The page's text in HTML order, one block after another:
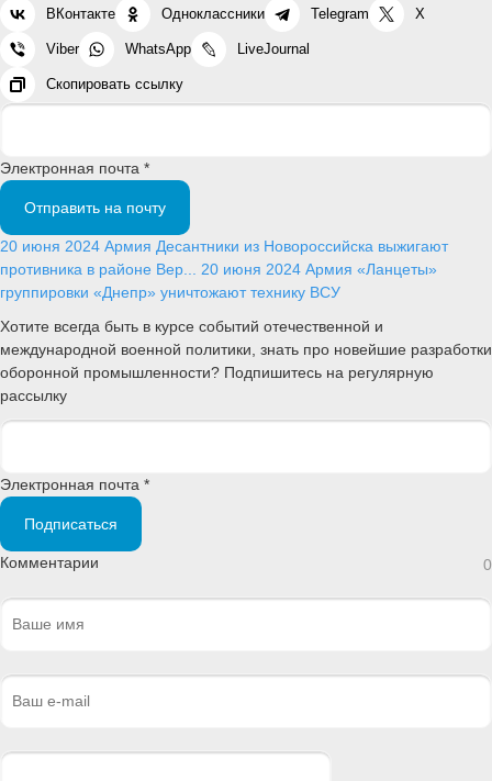
ВКонтакте Одноклассники Telegram X
Viber WhatsApp LiveJournal
Скопировать ссылку
Электронная почта *
Отправить на почту
20 июня 2024 Армия Десантники из Новороссийска выжигают
противника в районе Вер... 20 июня 2024 Армия «Ланцеты»
группировки «Днепр» уничтожают технику ВСУ
Хотите всегда быть в курсе событий отечественной и
международной военной политики, знать про новейшие разработки
оборонной промышленности? Подпишитесь на регулярную
рассылку
Электронная почта *
Подписаться
Комментарии 0